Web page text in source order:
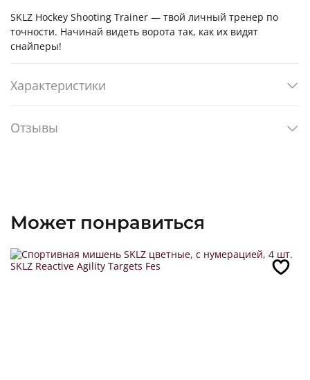
SKLZ Hockey Shooting Trainer — твой личный тренер по
точности. Начинай видеть ворота так, как их видят
снайперы!
Характеристики
Отзывы
Может понравиться